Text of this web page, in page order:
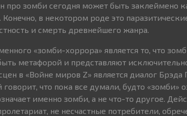
про зомби сегодня может быть заклеймено
в некотором роде это
и смерть древнейшего жанра.
«зомби-хоррора» является то, что
метафорой и представляют
в «Войне миров Z» является диалог Брэда
что пока все думали, будто «зомби»
именно зомби, а не что-то другое.
не несчастные потребители,